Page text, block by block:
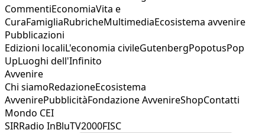
CommentiEconomiaVita e
CuraFamigliaRubricheMultimediaEcosistema avvenire
Pubblicazioni
Edizioni localiL'economia civileGutenbergPopotusPop
UpLuoghi dell'Infinito
Avvenire
Chi siamoRedazioneEcosistema
AvvenirePubblicitàFondazione AvvenireShopContatti
Mondo CEI
SIRRadio InBluTV2000FISC